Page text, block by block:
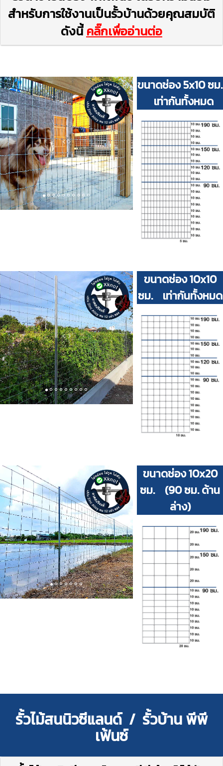
สำหรับการใช้งานเป็นรั้วบ้านด้วยคุณสมบัติ
ดังนี้ คลิ๊กเพื่ออ่านต่อ
Previous
Next
ขนาดช่อง 5x10 ซม.
เท่ากันทั้งหมด
Previous
Next
ขนาดช่อง 10x10
ซม. เท่ากันทั้งหมด
Previous
ขนาดช่อง 10x20
ซม. (90 ซม. ด้าน
ล่าง)
รั้วไม้สนนิวซีแลนด์ / รั้วบ้าน พีพี
เฟ้นซ์